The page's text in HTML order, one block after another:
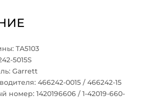
TA5103
5015S
Garrett
466242-0015 / 466242-15
номер: 1420196606 / 1-42019-660-